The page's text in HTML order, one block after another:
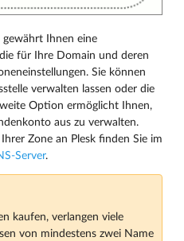
Ihnen eine
für Ihre Domain und deren
Sie können
verwalten lassen oder die
Option ermöglicht Ihnen,
aus zu verwalten.
Zone an Plesk finden Sie im
Server.
kaufen, verlangen viele
von mindestens zwei Name